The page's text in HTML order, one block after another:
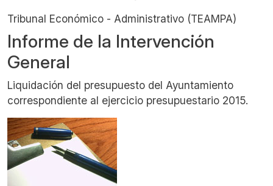
Tribunal Económico - Administrativo (TEAMPA)
Informe de la Intervención
General
Liquidación del presupuesto del Ayuntamiento
correspondiente al ejercicio presupuestario 2015.